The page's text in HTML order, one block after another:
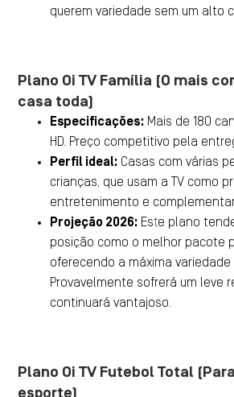
querem variedade sem um alto
Plano Oi TV Família (O mais
casa toda)
Especificações: Mais de 180
HD. Preço competitivo pela
Perfil ideal: Casas com várias
crianças, que usam a TV como
entretenimento e
Projeção 2026: Este plano
posição como o melhor pacote
oferecendo a máxima variedade
Provavelmente sofrerá um leve
continuará vantajoso.
Plano Oi TV Futebol Total
esporte)